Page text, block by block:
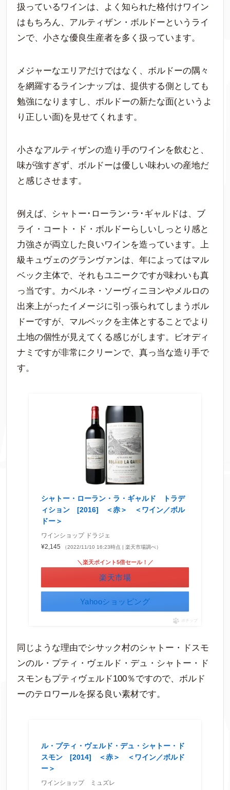
扱っているワインは、よく知られた格付けワイン
はもちろん、アルティザン・ボルドーというライ
ンで、小さな優良生産者を多く扱っています。
メジャーなエリアだけではなく、ボルドーの隅々
を網羅するラインナップは、提供する側としても
勉強になりますし、ボルドーの新たな面(というよ
り正しい面)を見せてくれます。
小さなアルティザンの造り手のワインを飲むと、
味が強すぎず、ボルドーは優しい味わいの産地だ
と感じさせます。
例えば、シャトー･ローラン･ラ･ギャルドは、ブ
ライ・コート・ド・ボルドーらしいしっとり感と
力強さが両立した良いワインを造っています。上
級キュヴェのグランヴァンは、年によってはマル
ベック主体で、それもユニークですが味わいも真
っ当です。カベルネ・ソーヴィニヨンやメルロの
出来上がったイメージに引っ張られてしまうボル
ドーですが、マルベックを主体とすることでより
土地の個性が見えてくる感じがします。ビオディ
ナミですが非常にクリーンで、真っ当な造り手で
す。
シャトー・ローラン・ラ・ギャルド トラデ
ィション [2016] ＜赤＞ ＜ワイン／ボル
ドー＞
ワインショップ ドラジェ
¥2,145
（2022/11/10 16:23時点 | 楽天市場調べ）
＼楽天ポイント5倍セール！／
楽天市場
Yahooショッピング
ポチップ
同じような理由でシサック村のシャトー・ドスモ
ンのル・プティ・ヴェルド・デュ・シャトー・ド
スモンもプティヴェルド100％ですので、ボルド
ーのテロワールを探る良い素材です。
ル・プティ・ヴェルド・デュ・シャトー・ド
スモン [2014] ＜赤＞ ＜ワイン／ボルド
ー＞
ワインショップ ミュズレ